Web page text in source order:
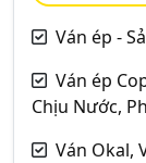
Ván ép -
Ván ép
Chịu Nước,
Ván Okal,